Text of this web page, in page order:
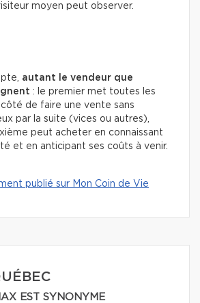
moyen peut observer.
autant le vendeur que
: le premier met toutes les
de faire une vente sans
par la suite (vices ou autres),
peut acheter en connaissant
et en anticipant ses coûts à venir.
publié sur Mon Coin de Vie
EST SYNONYME